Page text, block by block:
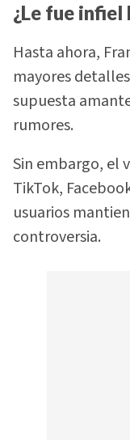
¿Le fue infiel
Hasta ahora,
mayores
supuesta
rumores.
Sin embargo, el
TikTok,
usuarios
controversia.